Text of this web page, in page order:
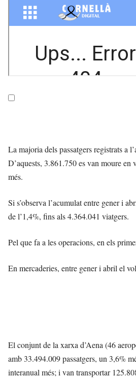
La majoria dels passatgers registrats a
D’aquests, 3.861.750 es van moure
més.
Si s’observa l’acumulat entre gener i
de l’1,4%, fins als 4.364.041 viatgers.
Pel que fa a les operacions, en els
En mercaderies, entre gener i abril el
El conjunt de la xarxa d’Aena (46
amb 33.494.009 passatgers, un 3,6%
interanual més; i van transportar